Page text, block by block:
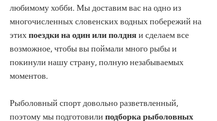
любимому хобби. Мы доставим вас на одно из
многочисленных словенских водных побережий на
этихпоездки на один или полдняи сделаем все
возможное, чтобы вы поймали много рыбы и
покинули нашу страну, полную незабываемых
моментов.
Рыболовный спорт довольно разветвленный,
поэтому мы подготовили подборка рыболовных